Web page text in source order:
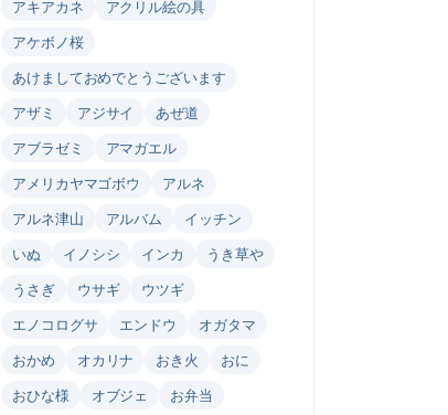
アキアカネ
アクリル絵の具
アケボノ桜
あけましておめでとうございます
アザミ
アジサイ
あぜ道
アブラゼミ
アマガエル
アメリカヤマゴボウ
アルネ
アルネ津山
アルバム
イッチン
いぬ
イノシシ インカ
うき草や
うさぎ
ウサギ
ウツギ
エノコログサ
エンドウ
オガタマ
おかめ
オカリナ おき火
おに
おひな様
オブジェ
お弁当